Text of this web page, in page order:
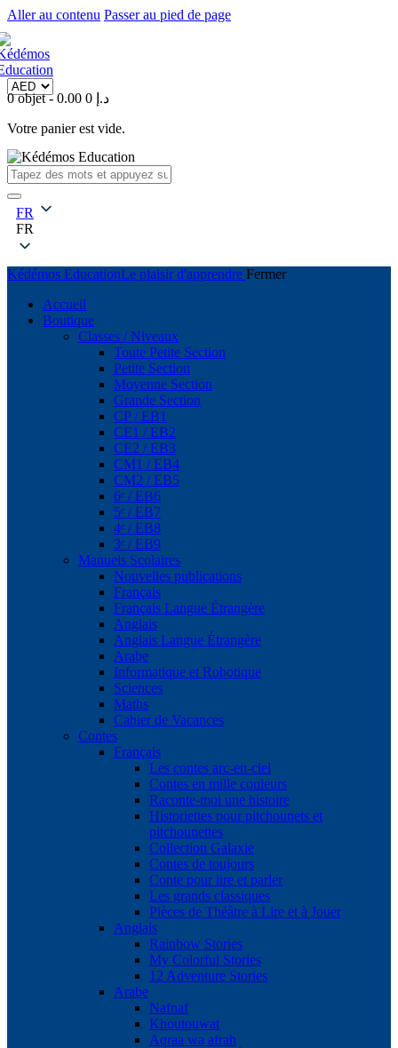
Aller au contenu Passer au pied de page
0 objet- 0.00 د.إ 0
Votre panier est vide.
FR
FR
Kédémos EducationLe plaisir d'apprendre Fermer
Accueil
Boutique
Classes / Niveaux
Toute Petite Section
Petite Section
Moyenne Section
Grande Section
CP / EB1
CE1 / EB2
CE2 / EB3
CM1 / EB4
CM2 / EB5
6ᵉ / EB6
5ᵉ / EB7
4ᵉ / EB8
3ᵉ / EB9
Manuels Scolaires
Nouvelles publications
Français
Français Langue Étrangère
Anglais
Anglais Langue Étrangère
Arabe
Informatique et Robotique
Sciences
Maths
Cahier de Vacances
Contes
Français
Les contes arc-en-ciel
Contes en mille couleurs
Raconte-moi une histoire
Historiettes pour pitchounets et
pitchounettes
Collection Galaxie
Contes de toujours
Conte pour lire et parler
Les grands classiques
Pièces de Théâtre à Lire et à Jouer
Anglais
Rainbow Stories
My Colorful Stories
12 Adventure Stories
Arabe
Nafnaf
Khoutouwat
Aqraa wa afrah